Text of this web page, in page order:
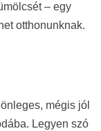
– egy
otthonunknak.
mégis jól
Legyen szó